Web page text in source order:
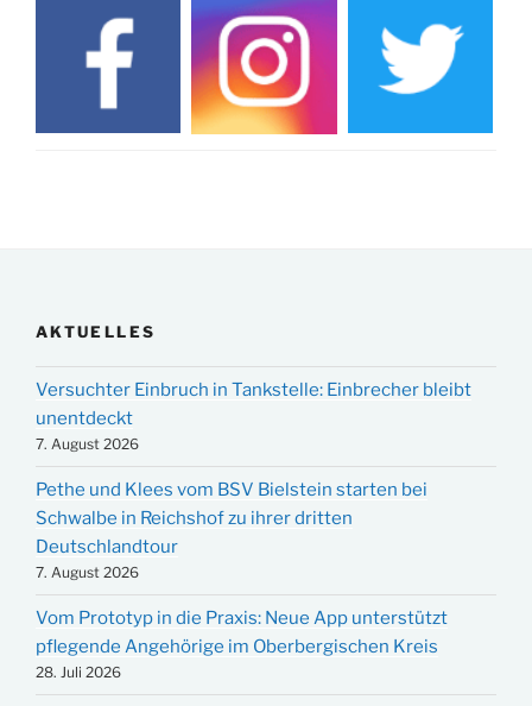
AKTUELLES
Versuchter Einbruch in Tankstelle: Einbrecher bleibt
unentdeckt
7. August 2026
Pethe und Klees vom BSV Bielstein starten bei
Schwalbe in Reichshof zu ihrer dritten
Deutschlandtour
7. August 2026
Vom Prototyp in die Praxis: Neue App unterstützt
pflegende Angehörige im Oberbergischen Kreis
28. Juli 2026